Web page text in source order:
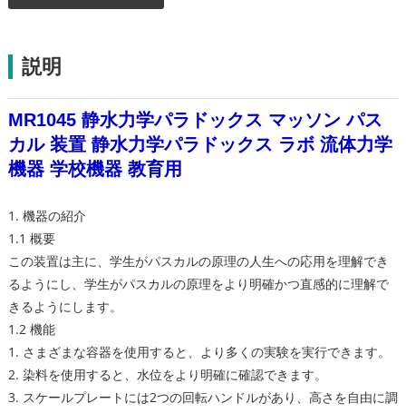
説明
MR1045 静水力学パラドックス マッソン パス
カル 装置 静水力学パラドックス ラボ 流体力学
機器 学校機器 教育用
1. 機器の紹介
1.1 概要
この装置は主に、学生がパスカルの原理の人生への応用を理解でき
るようにし、学生がパスカルの原理をより明確かつ直感的に理解で
きるようにします。
1.2 機能
1. さまざまな容器を使用すると、より多くの実験を実行できます。
2. 染料を使用すると、水位をより明確に確認できます。
3. スケールプレートには2つの回転ハンドルがあり、高さを自由に調